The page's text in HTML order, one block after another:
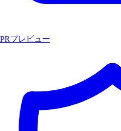
PRプレビュー